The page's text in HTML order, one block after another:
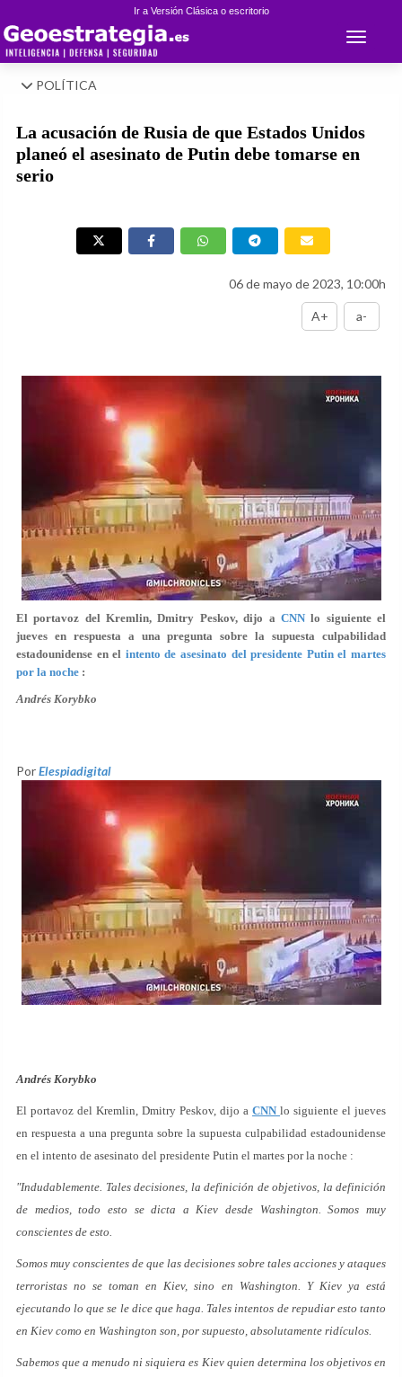
Ir a Versión Clásica o escritorio
Toggle
POLÍTICA
La acusación de Rusia de que Estados Unidos
planeó el asesinato de Putin debe tomarse en
serio
06 de mayo de 2023, 10:00h
A+ a-
El portavoz del Kremlin, Dmitry Peskov, dijo a CNNlo siguiente el
jueves en respuesta a una pregunta sobre la supuesta culpabilidad
estadounidense en el intento de asesinato del presidente Putin el martes
por la noche :
Andrés Korybko
PorElespiadigital
Andrés Korybko
El portavoz del Kremlin, Dmitry Peskov, dijo a CNN lo siguiente el jueves
en respuesta a una pregunta sobre la supuesta culpabilidad estadounidense
en el intento de asesinato del presidente Putin el martes por la noche :
"Indudablemente. Tales decisiones, la definición de objetivos, la definición
de medios, todo esto se dicta a Kiev desde Washington. Somos muy
conscientes de esto.
Somos muy conscientes de que las decisiones sobre tales acciones y ataques
terroristas no se toman en Kiev, sino en Washington. Y Kiev ya está
ejecutando lo que se le dice que haga. Tales intentos de repudiar esto tanto
en Kiev como en Washington son, por supuesto, absolutamente ridículos.
Sabemos que a menudo ni siquiera es Kiev quien determina los objetivos en